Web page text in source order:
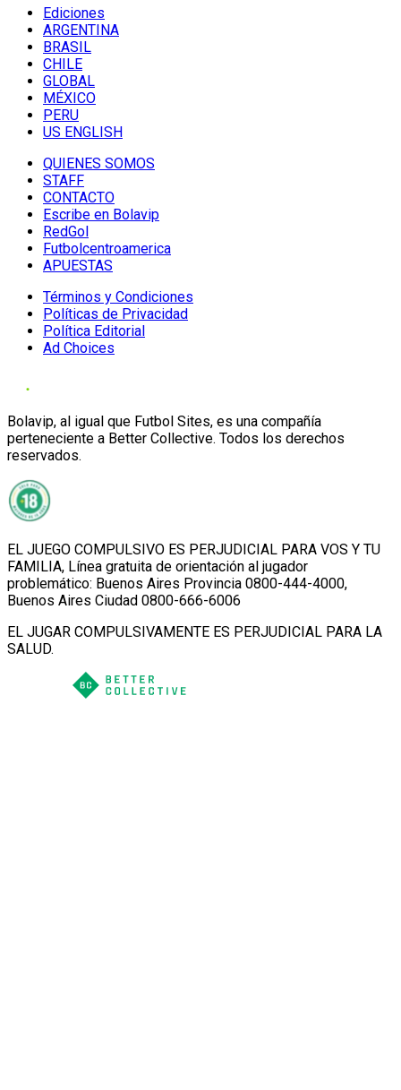
Ediciones
ARGENTINA
BRASIL
CHILE
GLOBAL
MÉXICO
PERU
US ENGLISH
QUIENES SOMOS
STAFF
CONTACTO
Escribe en Bolavip
RedGol
Futbolcentroamerica
APUESTAS
Términos y Condiciones
Políticas de Privacidad
Política Editorial
Ad Choices
Bolavip, al igual que Futbol Sites, es una compañía
perteneciente a Better Collective. Todos los derechos
reservados.
EL JUEGO COMPULSIVO ES PERJUDICIAL PARA VOS Y TU
FAMILIA, Línea gratuita de orientación al jugador
problemático: Buenos Aires Provincia 0800-444-4000,
Buenos Aires Ciudad 0800-666-6006
EL JUGAR COMPULSIVAMENTE ES PERJUDICIAL PARA LA
SALUD.